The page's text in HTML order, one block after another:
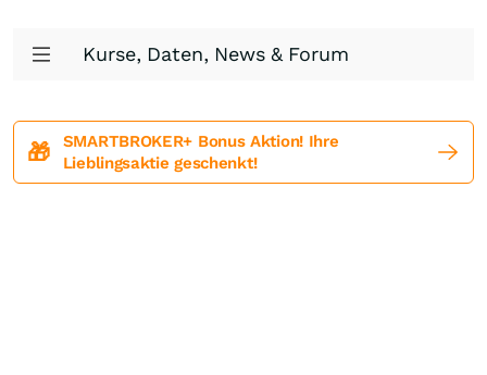
Kurse, Daten, News & Forum
🎁
SMARTBROKER+ Bonus Aktion! Ihre
Lieblingsaktie geschenkt!